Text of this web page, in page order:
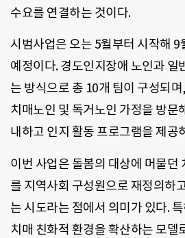
수요를 연결하는 것이다.
시범사업은 오는 5월부터 시작해 9
예정이다. 경도인지장애 노인과 일
는 방식으로 총 10개 팀이 구성되
치매노인 및 독거노인 가정을 방문
내하고 인지 활동 프로그램을 제공
이번 사업은 돌봄의 대상에 머물던
를 지역사회 구성원으로 재정의하
는 시도라는 점에서 의미가 있다.
치매 친화적 환경을 확산하는 모델